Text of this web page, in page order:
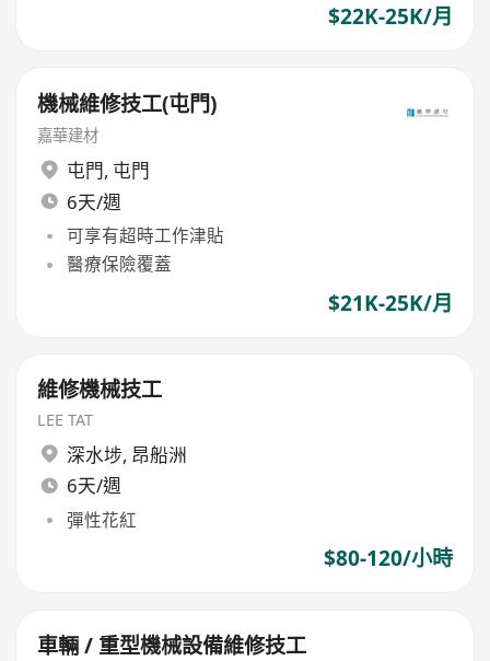
$22K-25K/月
機械維修技工(屯門)
嘉華建材
屯門, 屯門
6天/週
可享有超時工作津貼
醫療保險覆蓋
$21K-25K/月
維修機械技工
LEE TAT
深水埗, 昂船洲
6天/週
彈性花紅
$80-120/小時
車輛 / 重型機械設備維修技工